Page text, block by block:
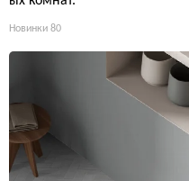
Новинки 80